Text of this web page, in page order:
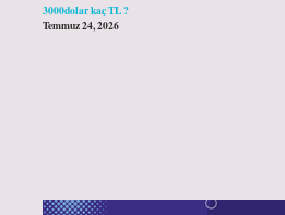
3000dolar kaç TL ?
Temmuz 24, 2026